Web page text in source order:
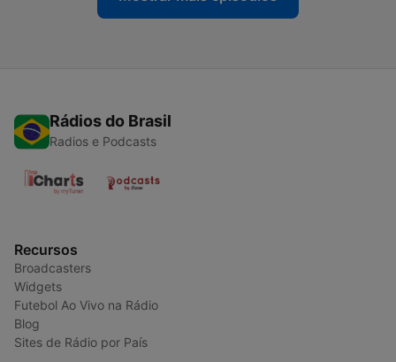
Rádios do Brasil
Radios e Podcasts
Recursos
Broadcasters
Widgets
Futebol Ao Vivo na Rádio
Blog
Sites de Rádio por País